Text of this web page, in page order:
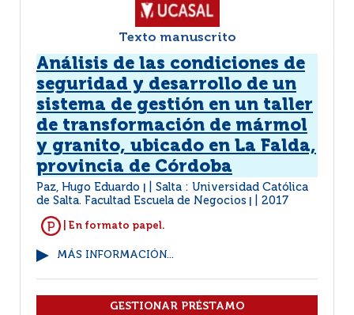
Texto manuscrito
Análisis de las condiciones de
seguridad y desarrollo de un
sistema de gestión en un taller
de transformación de mármol
y granito, ubicado en La Falda,
provincia de Córdoba
Paz, Hugo Eduardo
Salta : Universidad Católica
de Salta. Facultad Escuela de Negocios
2017
| En formato papel.
MÁS INFORMACIÓN...